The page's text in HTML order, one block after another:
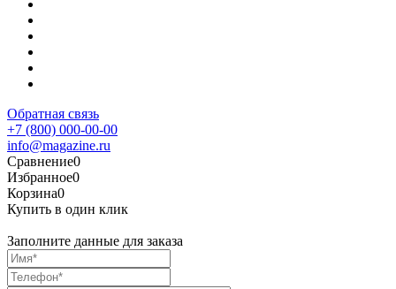
Обратная связь
+7 (800) 000-00-00
info@magazine.ru
Сравнение0
Избранное0
Корзина0
Купить в один клик
Заполните данные для заказа